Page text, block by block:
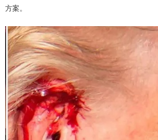
方案。